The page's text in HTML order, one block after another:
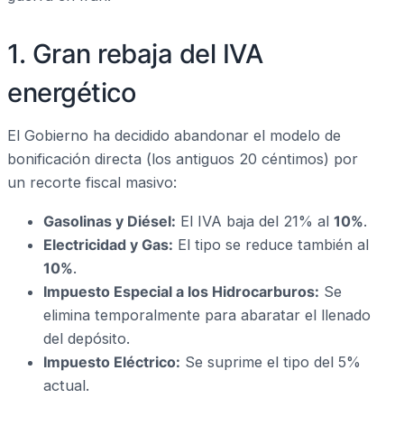
1. Gran rebaja del IVA
energético
El Gobierno ha decidido abandonar el modelo de
bonificación directa (los antiguos 20 céntimos) por
un recorte fiscal masivo:
Gasolinas y Diésel: El IVA baja del 21% al 10%.
Electricidad y Gas: El tipo se reduce también al
10%.
Impuesto Especial a los Hidrocarburos: Se
elimina temporalmente para abaratar el llenado
del depósito.
Impuesto Eléctrico: Se suprime el tipo del 5%
actual.